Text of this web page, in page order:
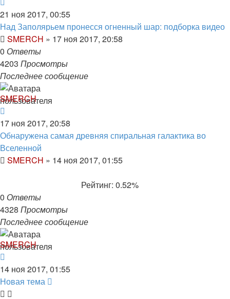
21 ноя 2017, 00:55
Над Заполярьем пронесся огненный шар: подборка видео
SMERCH » 17 ноя 2017, 20:58
0 Ответы
4203 Просмотры
Последнее сообщение
SMERCH
17 ноя 2017, 20:58
Обнаружена самая древняя спиральная галактика во
Вселенной
SMERCH » 14 ноя 2017, 01:55
Рейтинг: 0.52%
0 Ответы
4328 Просмотры
Последнее сообщение
SMERCH
14 ноя 2017, 01:55
Новая тема